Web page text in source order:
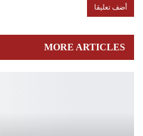
MORE ARTICLES